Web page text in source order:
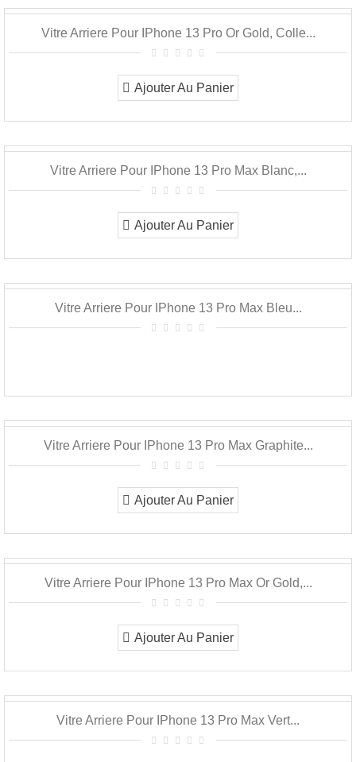
Vitre Arriere Pour IPhone 13 Pro Or Gold, Colle...
Ajouter Au Panier
Vitre Arriere Pour IPhone 13 Pro Max Blanc,...
Ajouter Au Panier
Vitre Arriere Pour IPhone 13 Pro Max Bleu...
Vitre Arriere Pour IPhone 13 Pro Max Graphite...
Ajouter Au Panier
Vitre Arriere Pour IPhone 13 Pro Max Or Gold,...
Ajouter Au Panier
Vitre Arriere Pour IPhone 13 Pro Max Vert...